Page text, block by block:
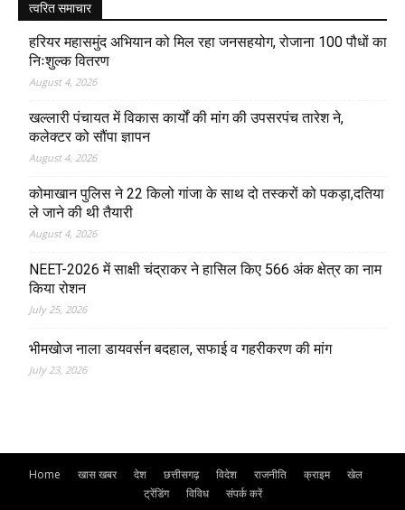
त्वरित समाचार
हरियर महासमुंद अभियान को मिल रहा जनसहयोग, रोजाना 100 पौधों का
निःशुल्क वितरण
August 4, 2026
खल्लारी पंचायत में विकास कार्यों की मांग की उपसरपंच तारेश ने,
कलेक्टर को सौंपा ज्ञापन
August 4, 2026
कोमाखान पुलिस ने 22 किलो गांजा के साथ दो तस्करों को पकड़ा,दतिया
ले जाने की थी तैयारी
August 4, 2026
NEET-2026 में साक्षी चंद्राकर ने हासिल किए 566 अंक क्षेत्र का नाम
किया रोशन
July 25, 2026
भीमखोज नाला डायवर्सन बदहाल, सफाई व गहरीकरण की मांग
July 23, 2026
Home खास खबर देश छत्तीसगढ़ विदेश राजनीति क्राइम
खेल
ट्रेंडिंग
विविध संपर्क करें